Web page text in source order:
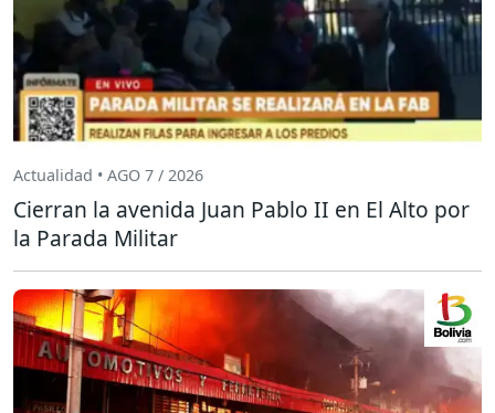
Actualidad • AGO 7 / 2026
Cierran la avenida Juan Pablo II en El Alto por
la Parada Militar